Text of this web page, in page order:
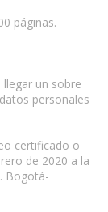
páginas.
un sobre
personales
certificado o
de 2020 a la
Bogotá-